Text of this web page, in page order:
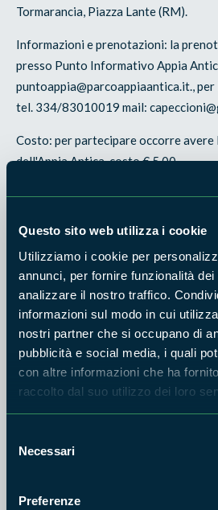
Questo sito web utilizza i cookie
Utilizziamo i cookie per
annunci, per fornire funzionalità
analizzare il nostro traffico.
informazioni sul modo in cui
nostri partner che si occupano di
pubblicità e social media, i quali
con altre informazioni che ha
raccolto dal suo utilizzo dei loro
delNecessari
Preferenze
Tormarancia, Piazza Lante (RM).
Informazioni e prenotazioni: la
presso Punto Informativo Appia
puntoappia@parcoappiaantica.it.,
tel. 334/83010019 mail:
Costo: per partecipare occorre avere
dell'Appia Antica, costo € 5,00.
Parco Naturale Regionale
Escursione astronomica
"La luna e i falò"
Visita guidata del centro e
Rocca Romana. Osservazione della
a cura dell' Associazione Astrofili
intorno al falò. Possibilità di cena a
Appuntamento: ore 18:00 presso il
Parco Naturale Regionale Castelli